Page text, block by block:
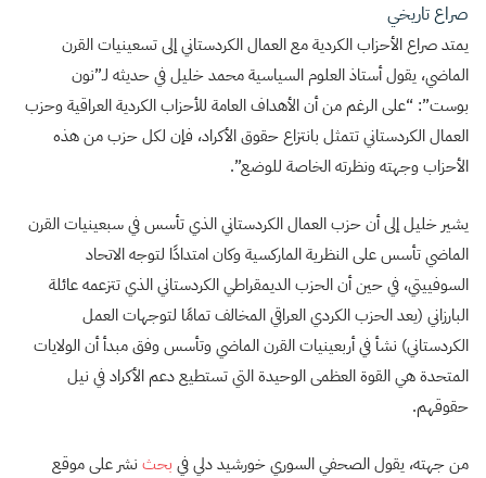
صراع تاريخي
يمتد صراع الأحزاب الكردية مع العمال الكردستاني إلى تسعينيات القرن
الماضي، يقول أستاذ العلوم السياسية محمد خليل في حديثه لـ”نون
بوست”: “على الرغم من أن الأهداف العامة للأحزاب الكردية العراقية وحزب
العمال الكردستاني تتمثل بانتزاع حقوق الأكراد، فإن لكل حزب من هذه
الأحزاب وجهته ونظرته الخاصة للوضع”.
يشير خليل إلى أن حزب العمال الكردستاني الذي تأسس في سبعينيات القرن
الماضي تأسس على النظرية الماركسية وكان امتدادًا لتوجه الاتحاد
السوفييتي، في حين أن الحزب الديمقراطي الكردستاني الذي تتزعمه عائلة
البارزاني (يعد الحزب الكردي العراقي المخالف تمامًا لتوجهات العمل
الكردستاني) نشأ في أربعينيات القرن الماضي وتأسس وفق مبدأ أن الولايات
المتحدة هي القوة العظمى الوحيدة التي تستطيع دعم الأكراد في نيل
حقوقهم.
من جهته، يقول الصحفي السوري خورشيد دلي في بحث نشر على موقع